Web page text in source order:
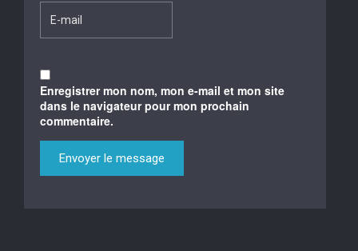
Enregistrer mon nom, mon e-mail et mon site
dans le navigateur pour mon prochain
commentaire.